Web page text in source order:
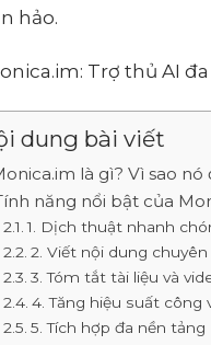
hảo.
dung bài viết
là gì? Vì sao
năng nổi bật của
1. Dịch thuật nhanh
2. Viết nội dung chuyên
3. Tóm tắt tài liệu và
4. Tăng hiệu suất công
5. Tích hợp đa nền tảng